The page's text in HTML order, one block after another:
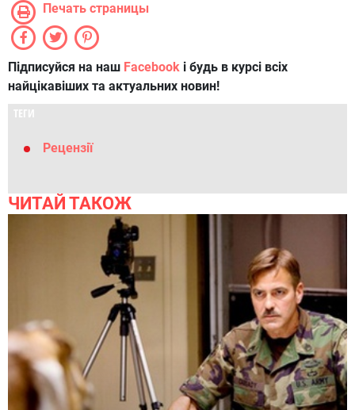
Печать страницы
Підписуйся на наш Facebook і будь в курсі всіх
найцікавіших та актуальних новин!
ТЕГИ
Рецензії
ЧИТАЙ ТАКОЖ